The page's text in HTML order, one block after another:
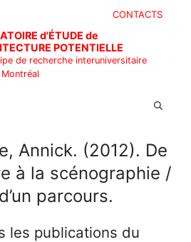
CONTACTS
d'ÉTUDE de
POTENTIELLE
de recherche interuniversitaire
Annick. (2012). De
à la scénographie /
parcours.
les publications du